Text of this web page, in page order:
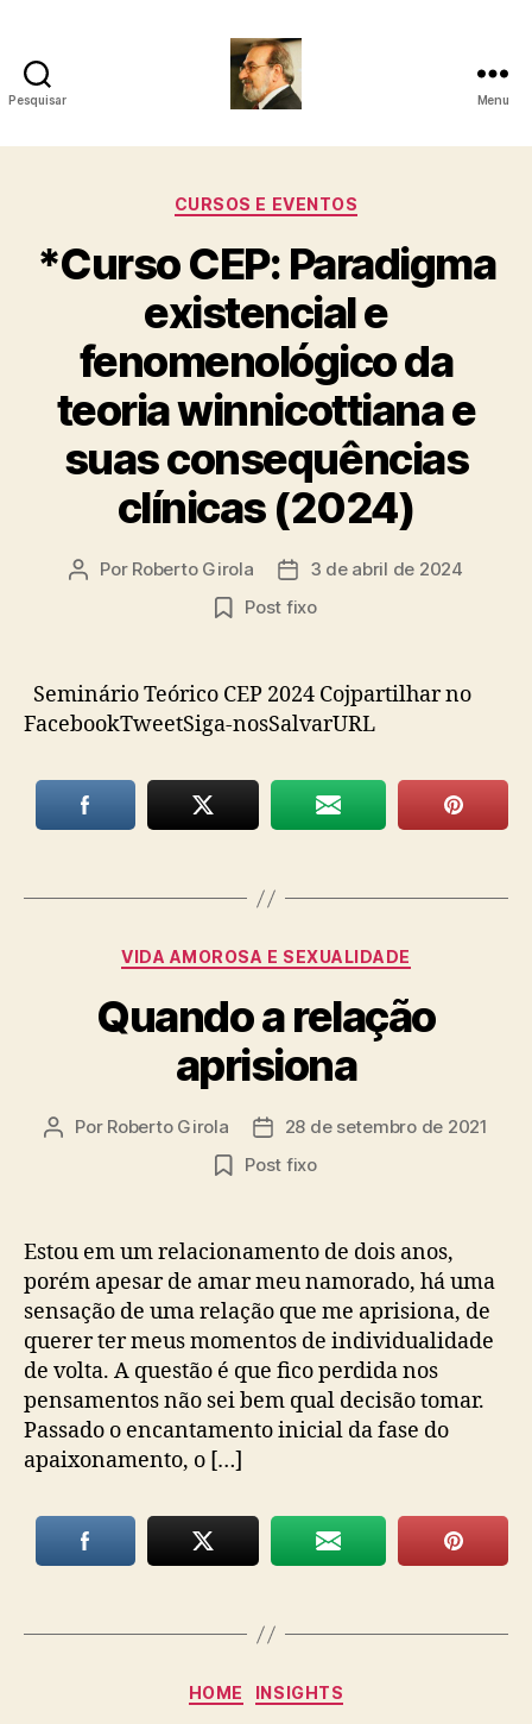
Pesquisar
-
Psicanalista
e
Terapeuta
Familiar
Menu
Categorias
CURSOS E EVENTOS
*Curso CEP: Paradigma
existencial e
fenomenológico da
teoria winnicottiana e
suas consequências
clínicas (2024)
Autor
Por Roberto Girola
Data
de
3 de abril de 2024
Post fixo
Seminário Teórico CEP 2024 Cojpartilhar no
FacebookTweetSiga-nosSalvarURL
Categorias
VIDA AMOROSA E SEXUALIDADE
Quando a relação
aprisiona
Autor
Por Roberto Girola
Data28 de setembro de 2021
Post fixo
Estou em um relacionamento de dois anos,
porém apesar de amar meu namorado, há uma
sensação de uma relação que me aprisiona, de
querer ter meus momentos de individualidade
de volta. A questão é que fico perdida nos
pensamentos não sei bem qual decisão tomar.
Passado o encantamento inicial da fase do
apaixonamento, o […]
Categorias
HOME INSIGHTS